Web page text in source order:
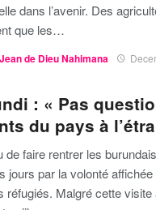
dans l’avenir. Des
que les…
Jean de Dieu Nahimana
: « Pas
du pays à
faire rentrer les
jours par la volonté
réfugiés. Malgré cette